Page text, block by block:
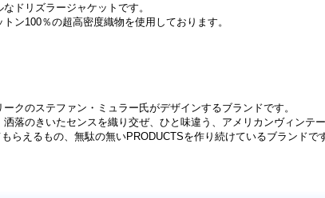
ドリズラージャケットです。
ン100％の超高密度織物を使用しております。
クのステファン・ミュラー氏がデザインするブランドです。
落のきいたセンスを織り交ぜ、ひと味違う、アメリカンヴィンテ
らえるもの、無駄の無いPRODUCTSを作り続けているブランドで